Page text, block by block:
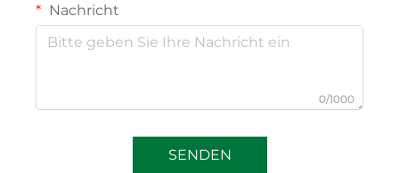
Nachricht
0/1000
SENDEN